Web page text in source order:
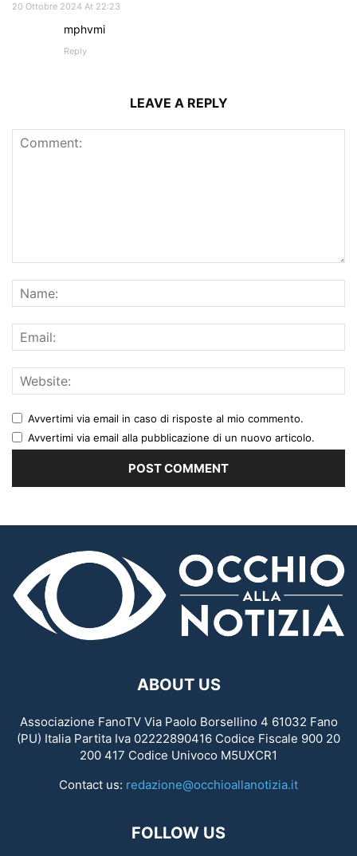
20 Ottobre 2024 At 22:23
mphvmi
Reply
LEAVE A REPLY
Avvertimi via email in caso di risposte al mio commento.
Avvertimi via email alla pubblicazione di un nuovo articolo.
ABOUT US
Associazione FanoTV Via Paolo Borsellino 4 61032 Fano
(PU) Italia Partita Iva 02222890416 Codice Fiscale 900 20
200 417 Codice Univoco M5UXCR1
Contact us: redazione@occhioallanotizia.it
FOLLOW US